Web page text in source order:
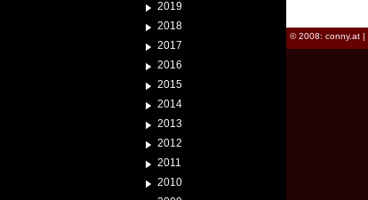
2019
2018
2017
2016
2015
2014
2013
2012
2011
2010
© 2008: conny.at |